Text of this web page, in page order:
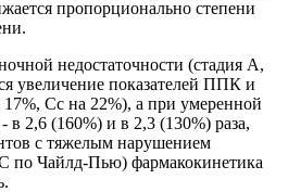
пропорционально степени
недостаточности (стадия А,
увеличение показателей ППК и
Сс на 22%), а при умеренной
2,6 (160%) и в 2,3 (130%) раза,
с тяжелым нарушением
по Чайлд-Пью) фармако­кинетика